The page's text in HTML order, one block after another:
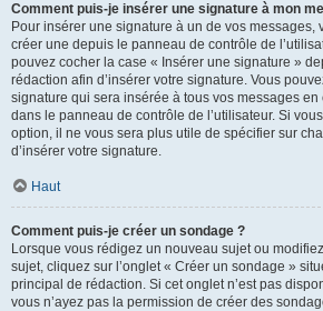
Comment puis-je insérer une signature à mon
Pour insérer une signature à un de vos messages,
créer une depuis le panneau de contrôle de
pouvez cocher la case « Insérer une signature »
rédaction afin d’insérer votre signature. Vous
signature qui sera insérée à tous vos messages
dans le panneau de contrôle de l’utilisateur. Si
option, il ne vous sera plus utile de spécifier sur
d’insérer votre signature.
Haut
Comment puis-je créer un sondage ?
Lorsque vous rédigez un nouveau sujet ou
sujet, cliquez sur l’onglet « Créer un sondage »
principal de rédaction. Si cet onglet n’est pas
vous n’ayez pas la permission de créer des